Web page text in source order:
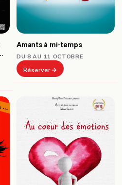
Amants à mi-temps
DU 8 AU 11 OCTOBRE
Réserver